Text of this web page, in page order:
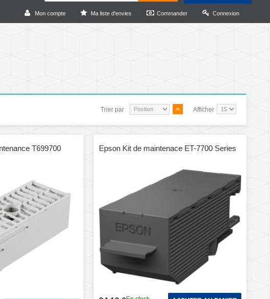
Mon compte Ma liste d'envies Commander Connexion
Afficher
Trier par
T699700 Epson Kit de maintenace ET-7700 Series